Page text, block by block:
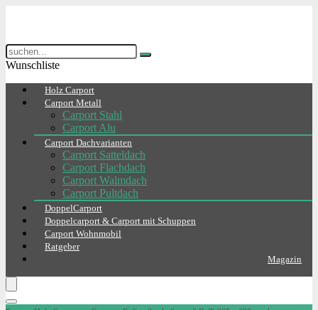
Wunschliste
Holz Carport
Carport Metall
Carport Stahl
Carport Alu
Carport Dachvarianten
Carport Satteldach
Carport Flachdach
Carport Walmdach
Carport Pultdach
DoppelCarport
Doppelcarport & Carport mit Schuppen
Carport Wohnmobil
Ratgeber
Magazin